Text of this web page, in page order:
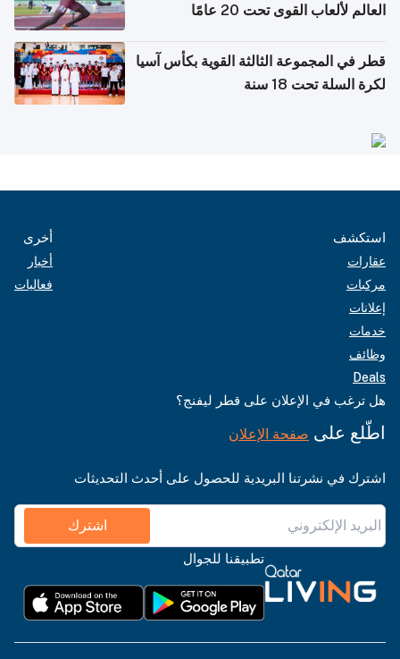
العالم لألعاب القوى تحت 20 عامًا
قطر في المجموعة الثالثة القوية بكأس آسيا
لكرة السلة تحت 18 سنة
استكشف
عقارات
مركبات
إعلانات
خدمات
وظائف
Deals
أخرى
أخبار
فعاليات
هل ترغب في الإعلان على قطر ليفنج؟
اطّلع على صفحة الإعلان
اشترك في نشرتنا البريدية للحصول على أحدث التحديثات
اشترك
تطبيقنا للجوال